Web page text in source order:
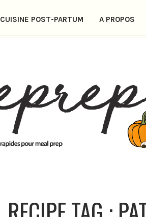
CUISINE POST-PARTUM A PROPOS